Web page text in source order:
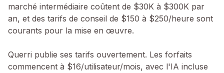
marché intermédiaire coûtent de $30K à $300K par
an, et des tarifs de conseil de $150 à $250/heure sont
courants pour la mise en œuvre.
Querri publie ses tarifs ouvertement. Les forfaits
commencent à $16/utilisateur/mois, avec l'IA incluse